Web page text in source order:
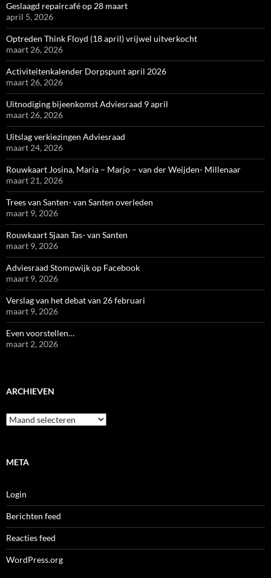
Geslaagd repaircafé op 28 maart
april 5, 2026
Optreden Think Floyd (18 april) vrijwel uitverkocht
maart 26, 2026
Activiteitenkalender Dorpspunt april 2026
maart 26, 2026
Uitnodiging bijeenkomst Adviesraad 9 april
maart 26, 2026
Uitslag verkiezingen Adviesraad
maart 24, 2026
Rouwkaart Josina, Maria – Marjo – van der Weijden- Millenaar
maart 21, 2026
Trees van Santen- van Santen overleden
maart 9, 2026
Rouwkaart Sjaan Tas- van Santen
maart 9, 2026
Adviesraad Stompwijk op Facebook
maart 9, 2026
Verslag van het debat van 26 februari
maart 9, 2026
Even voorstellen…
maart 2, 2026
ARCHIEVEN
Archieven
META
Login
Berichten feed
Reacties feed
WordPress.org